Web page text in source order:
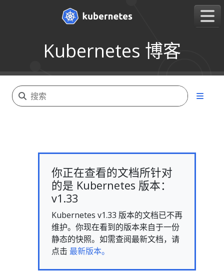
Kubernetes 博客
你正在查看的文档所针对
的是 Kubernetes 版本：
v1.33
Kubernetes v1.33 版本的文档已不再
维护。你现在看到的版本来自于一份
静态的快照。如需查阅最新文档，请
点击 最新版本。